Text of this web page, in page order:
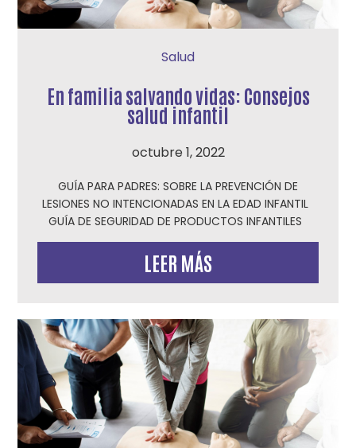
Salud
En familia salvando vidas: Consejos
salud infantil
octubre 1, 2022
GUÍA PARA PADRES: SOBRE LA PREVENCIÓN DE
LESIONES NO INTENCIONADAS EN LA EDAD INFANTIL
GUÍA DE SEGURIDAD DE PRODUCTOS INFANTILES
LEER MÁS